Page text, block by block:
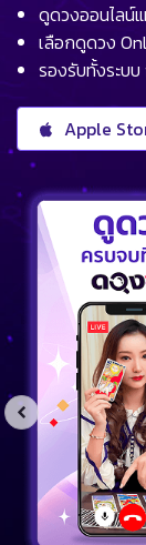
ดูดวงออนไลน์
เลือกดูดวง
รองรับทั้งระบ
Apple